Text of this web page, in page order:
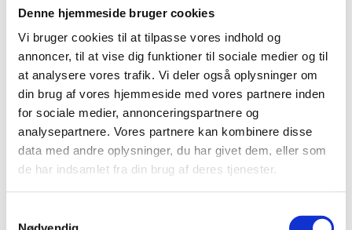
Denne hjemmeside bruger cookies
Vi bruger cookies til at tilpasse vores indhold og
annoncer, til at vise dig funktioner til sociale medier og til
at analysere vores trafik. Vi deler også oplysninger om
din brug af vores hjemmeside med vores partnere inden
for sociale medier, annonceringspartnere og
analysepartnere. Vores partnere kan kombinere disse
data med andre oplysninger, du har givet dem, eller som
de har indsamlet fra din brug af deres tjenester.
Læs mere om webinaret og tilmeld dig
Webinar om Horizon Europe – klynge 5:
Klima, energi og mobilitet
Den 21. juni, kl. 10.00-11.15
Webinaret vil give dig indblik i indholdet i programmet
Klima, energi og mobilitet i Horizon Europe. Lær mere
om tankerne bag det nye to-årige arbejdsprogram
(2021-2022), og klyngens synergier med missioner og